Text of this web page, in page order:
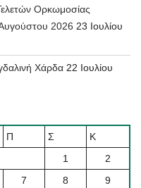
Ορκωμοσίας
2026 23 Ιουλίου
Χάρδα 22 Ιουλίου
Π Σ
Κ
1
2
7 8
9